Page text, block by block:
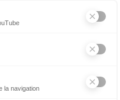
la navigation